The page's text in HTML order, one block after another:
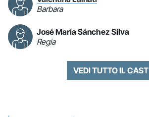
Barbara
José María Sánchez Silva
Regia
VEDI TUTTO IL CAST